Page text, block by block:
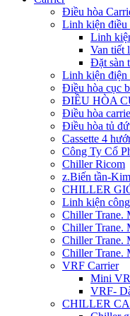
Điều hòa
Linh kiện điều
Linh
Van tiết
Đặt sàn
Linh kiện điện
Điều hòa cục
ĐIỀU HÒA
Điều hòa
Điều hòa tủ
Cassette 4
Công Ty Cổ
Chiller Ricom
z.Biến tần-
CHILLER
Linh kiện
Chiller Trane.
Chiller Trane.
Chiller Trane.
Chiller Trane.
VRF Carrier
Mini
VRF-
CHILLER